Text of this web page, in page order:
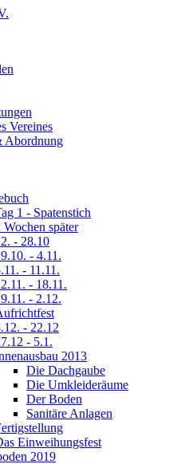
Vereines
Abordnung
1 - Spatenstich
Wochen später
- 28.10
- 4.11.
- 11.11.
- 18.11.
- 2.12.
- 22.12
- 5.1.
2013
Die Dachgaube
Die Umkleideräume
Der Boden
Sanitäre Anlagen
Einweihungsfest
2019